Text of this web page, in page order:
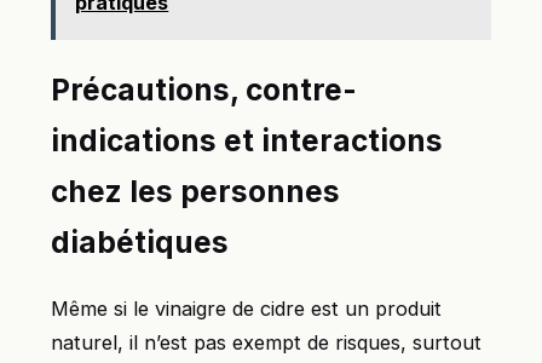
Précautions, contre-
indications et interactions
chez les personnes
diabétiques
Même si le vinaigre de cidre est un produit
naturel, il n’est pas exempt de risques, surtout